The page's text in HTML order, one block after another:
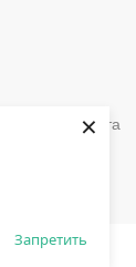
Запретить
×
спорядження та